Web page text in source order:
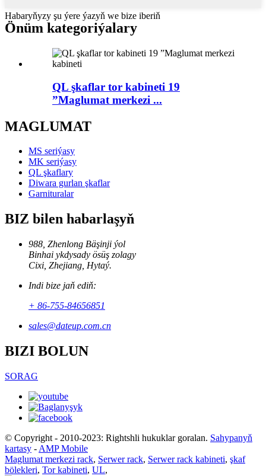
Habaryňyzy şu ýere ýazyň we bize iberiň
Önüm kategoriýalary
QL şkaflar tor kabineti 19
”Maglumat merkezi ...
MAGLUMAT
MS seriýasy
MK seriýasy
QL şkaflary
Diwara gurlan şkaflar
Garnituralar
BIZ bilen habarlaşyň
988, Zhenlong Bäşinji ýol
Binhai ykdysady ösüş zolagy
Cixi, Zhejiang, Hytaý.
Indi bize jaň ediň:
+ 86-755-84656851
sales@dateup.com.cn
BIZI BOLUN
SORAG
© Copyright - 2010-2023: Rightshli hukuklar goralan. Sahypanyň
kartasy - AMP Mobile
Maglumat merkezi rack, Serwer rack, Serwer rack kabineti, şkaf
bölekleri, Tor kabineti, UL,